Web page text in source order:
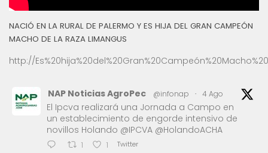
NACIÓ EN LA RURAL DE PALERMO Y ES HIJA DEL GRAN CAMPEÓN
MACHO DE LA RAZA LIMANGUS
http://
NAP Noticias AgroPec @infonap · 4 Ago
El Ipcva realizará una Jornada a Campo en
un establecimiento de engorde intensivo de
novillos Holando @IPCVA @HolandoACHA
1 1 Twitter